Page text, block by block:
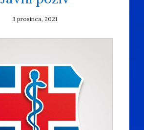
3 prosinca, 2021